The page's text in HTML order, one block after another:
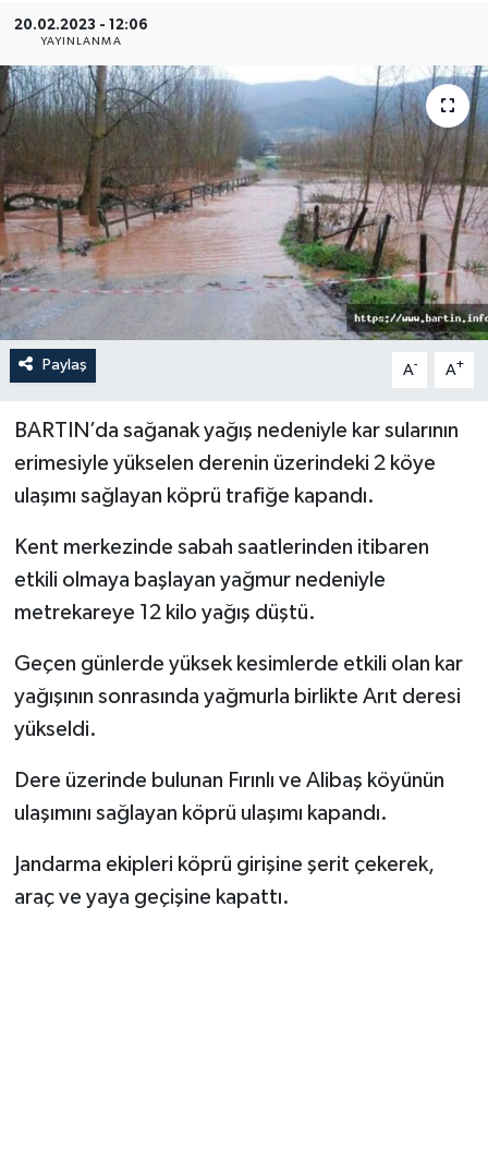
20.02.2023 - 12:06
YAYINLANMA
Paylaş A- A+
BARTIN’da sağanak yağış nedeniyle kar sularının
erimesiyle yükselen derenin üzerindeki 2 köye
ulaşımı sağlayan köprü trafiğe kapandı.
Kent merkezinde sabah saatlerinden itibaren
etkili olmaya başlayan yağmur nedeniyle
metrekareye 12 kilo yağış düştü.
Geçen günlerde yüksek kesimlerde etkili olan kar
yağışının sonrasında yağmurla birlikte Arıt deresi
yükseldi.
Dere üzerinde bulunan Fırınlı ve Alibaş köyünün
ulaşımını sağlayan köprü ulaşımı kapandı.
Jandarma ekipleri köprü girişine şerit çekerek,
araç ve yaya geçişine kapattı.
Medya
Sağlık
Sinema
Sivil Toplum
Siyaset
Spor
Tarım
Turizm
Yaşam
Yerel Yönetimler
DÜNYA